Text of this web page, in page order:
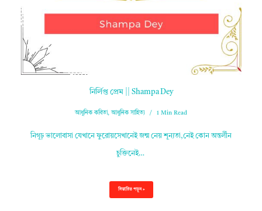
নির্লিপ্ত প্রেম || Shampa Dey
আধুনিক কবিতা,আধুনিক সাহিত্য 1 Min Read
নিগূঢ় ভালোবাসা যেখানে ফুরোয়সেখানেই জন্ম নেয় শূন্যতা,নেই কোন অন্তর্লীন
চুক্তিনেই…
বিস্তারিত পড়ুন »